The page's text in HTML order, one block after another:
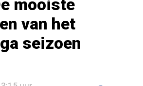
mooiste
van het
seizoen